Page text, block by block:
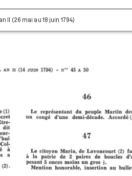
II (26 mai au 18 juin 1794)